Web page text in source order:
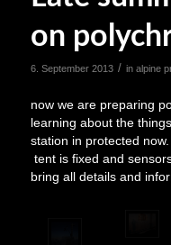
on
6. September 2013 / in alpine
now we are preparing
learning about the
station in protected
tent is fixed and
bring all details and